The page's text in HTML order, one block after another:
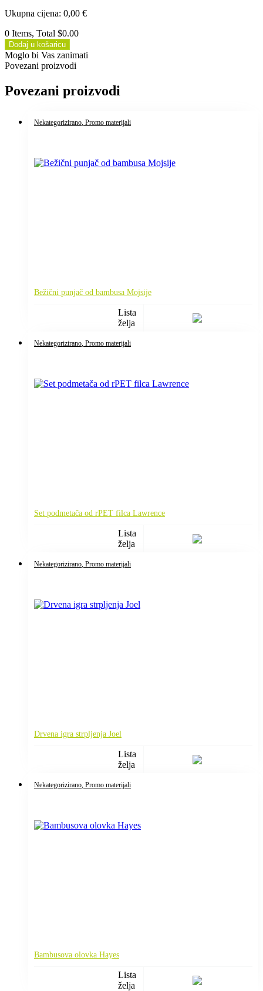
Ukupna cijena: 0,00 €
0 Items, Total $0.00
Dodaj u košaricu
Moglo bi Vas zanimati
Povezani proizvodi
Povezani proizvodi
Nekategorizirano , Promo materijali
Bežični punjač od bambusa Mojsije
Lista
želja
Nekategorizirano , Promo materijali
Set podmetača od rPET filca Lawrence
Lista
želja
Nekategorizirano , Promo materijali
Drvena igra strpljenja Joel
Lista
želja
Nekategorizirano , Promo materijali
Bambusova olovka Hayes
Lista
želja